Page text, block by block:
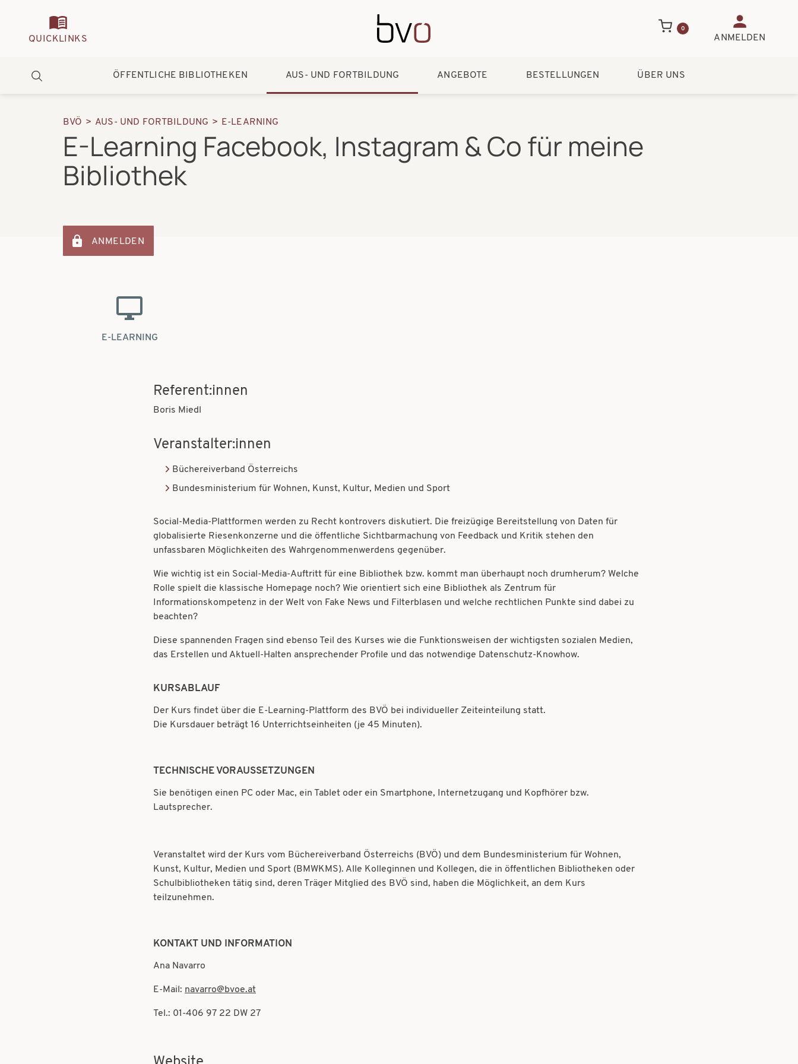
Direkt zum Inhalt
Quickmenu
QUICKLINKS
0
ANMELDEN
Hauptnavigation
ÖFFENTLICHE BIBLIOTHEKEN AUS- UND FORTBILDUNG ANGEBOTE BESTELLUNGEN ÜBER UNS
Suche
Pfadnavigation
BVÖ AUS- UND FORTBILDUNG E-LEARNING
E-Learning Facebook, Instagram & Co für meine
Bibliothek
ANMELDEN
E-LEARNING
Referent:innen
Boris Miedl
Veranstalter:innen
Büchereiverband Österreichs
Bundesministerium für Wohnen, Kunst, Kultur, Medien und Sport
Social-Media-Plattformen werden zu Recht kontrovers diskutiert. Die freizügige Bereitstellung von Daten für
globalisierte Riesenkonzerne und die öffentliche Sichtbarmachung von Feedback und Kritik stehen den
unfassbaren Möglichkeiten des Wahrgenommenwerdens gegenüber.
Wie wichtig ist ein Social-Media-Auftritt für eine Bibliothek bzw. kommt man überhaupt noch drumherum? Welche
Rolle spielt die klassische Homepage noch? Wie orientiert sich eine Bibliothek als Zentrum für
Informationskompetenz in der Welt von Fake News und Filterblasen und welche rechtlichen Punkte sind dabei zu
beachten?
Diese spannenden Fragen sind ebenso Teil des Kurses wie die Funktionsweisen der wichtigsten sozialen Medien,
das Erstellen und Aktuell-Halten ansprechender Profile und das notwendige Datenschutz-Knowhow.
KURSABLAUF
Der Kurs findet über die E-Learning-Plattform des BVÖ bei individueller Zeiteinteilung statt.
Die Kursdauer beträgt 16 Unterrichtseinheiten (je 45 Minuten).
TECHNISCHE VORAUSSETZUNGEN
Sie benötigen einen PC oder Mac, ein Tablet oder ein Smartphone, Internetzugang und Kopfhörer bzw.
Lautsprecher.
Veranstaltet wird der Kurs vom Büchereiverband Österreichs (BVÖ) und dem Bundesministerium für Wohnen,
Kunst, Kultur, Medien und Sport (BMWKMS). Alle Kolleginnen und Kollegen, die in öffentlichen Bibliotheken oder
Schulbibliotheken tätig sind, deren Träger Mitglied des BVÖ sind, haben die Möglichkeit, an dem Kurs
teilzunehmen.
KONTAKT UND INFORMATION
Ana Navarro
E-Mail: navarro@bvoe.at
Tel.: 01-406 97 22 DW 27